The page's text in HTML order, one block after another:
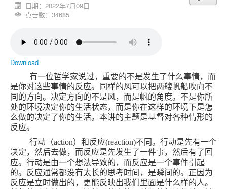
内
容
日期：2022年7月09日
点击数：34685
Download
有一位哲学家说过，重要的不是发生了什么事情，而
是你对这些事情的反应。同样的风可以把两艘帆船吹向不
同的方向。决定方向的不是风，而是帆的角度。不是你所
处的环境决定你的生活状态，而是你在这样的环境下是怎
么做的决定了你的生活。本讲的主题是基督对各种情形的
反应。
行动（action）和反应(reaction)不同。行动是先有一个
决定，然后去做，而反应是先发生了一件事，然后有了回
应。行动是由一个想法导致的，而反应是一个事件引起
的。反应通常都没有太长的思考时间，是瞬间的。正因为
反应是立时做出的，更能反映出我们里面是什么样的人。